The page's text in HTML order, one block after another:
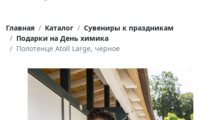
Главная Каталог
Сувениры к праздникам
Подарки на День химика
Полотенце Atoll Large, черное